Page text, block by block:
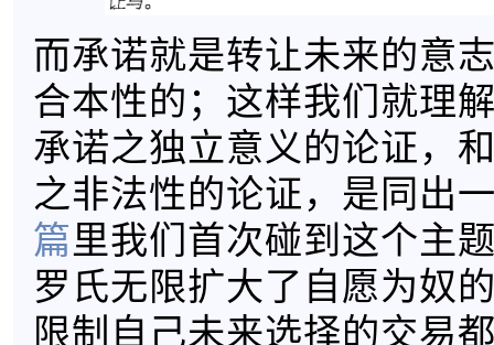
而承诺就是转让未来的意
合本性的；这样我们就理
承诺之独立意义的论证，
之非法性的论证，是同出
篇里我们首次碰到这个主
罗氏无限扩大了自愿为奴
限制自己未来选择的交易